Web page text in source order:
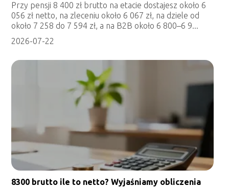
Przy pensji 8 400 zł brutto na etacie dostajesz około 6
056 zł netto, na zleceniu około 6 067 zł, na dziele od
około 7 258 do 7 594 zł, a na B2B około 6 800–6 9...
2026-07-22
8300 brutto ile to netto? Wyjaśniamy obliczenia